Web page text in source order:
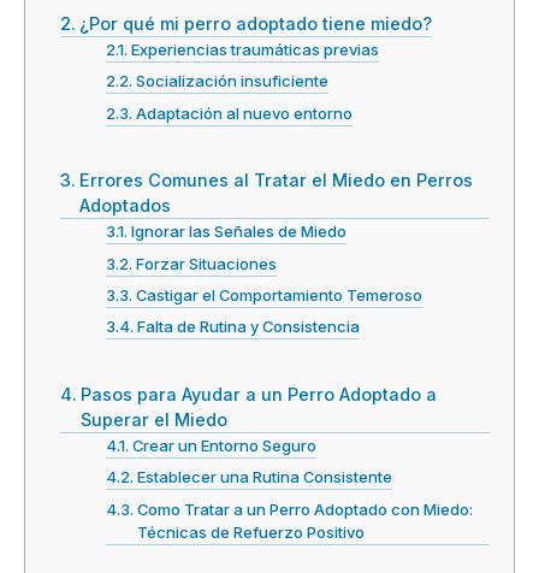
¿Por qué mi perro adoptado tiene miedo?
Experiencias traumáticas previas
Socialización insuficiente
Adaptación al nuevo entorno
Errores Comunes al Tratar el Miedo en Perros
Adoptados
Ignorar las Señales de Miedo
Forzar Situaciones
Castigar el Comportamiento Temeroso
Falta de Rutina y Consistencia
Pasos para Ayudar a un Perro Adoptado a
Superar el Miedo
Crear un Entorno Seguro
Establecer una Rutina Consistente
Como Tratar a un Perro Adoptado con Miedo:
Técnicas de Refuerzo Positivo